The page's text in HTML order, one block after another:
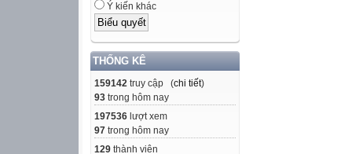
Ý kiến khác
THỐNG KÊ
159142 truy cập (chi tiết)
93 trong hôm nay
197536 lượt xem
97 trong hôm nay
129 thành viên